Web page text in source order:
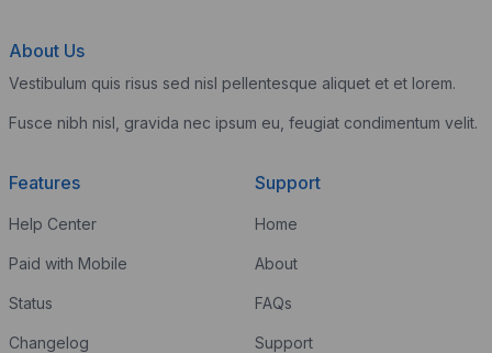
About Us
Vestibulum quis risus sed nisl pellentesque aliquet et et lorem.
Fusce nibh nisl, gravida nec ipsum eu, feugiat condimentum velit.
Features
Help Center
Paid with Mobile
Status
Changelog
Support
Home
About
FAQs
Support